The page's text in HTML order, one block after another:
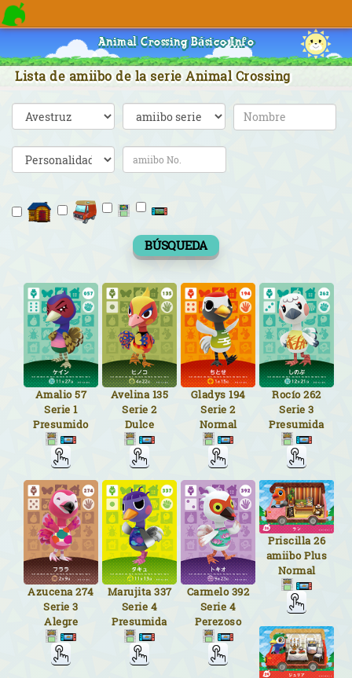
Animal Crossing Básico Info
Lista de amiibo de la serie Animal Crossing
BÚSQUEDA
Amalio57
Serie 1
Presumido
Avelina 135
Serie 2
Dulce
Gladys 194
Serie 2
Normal
Rocío262
Serie 3
Presumida
Azucena274
Serie 3
Alegre
Marujita337
Serie 4
Presumida
Carmelo 392
Serie 4
Perezoso
Priscilla 26
amiibo Plus
Normal